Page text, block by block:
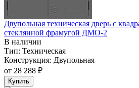
Двупольная техническая дверь c
стеклянной фрамугой ДМО-2
В наличии
Тип: Техническая
Конструкция: Двупольная
от 28 288 ₽
Купить